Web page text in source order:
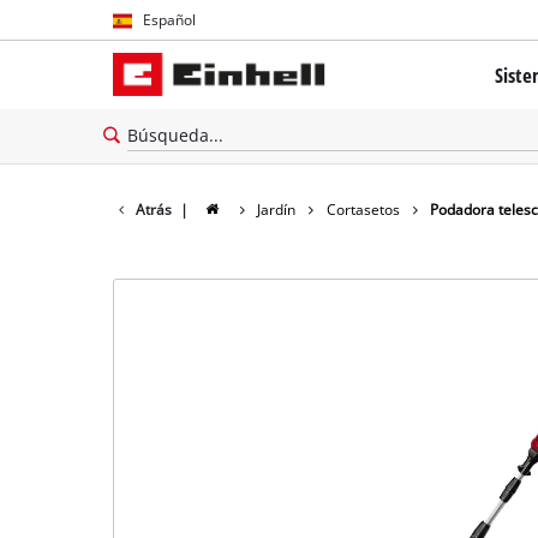
Español
Español
English El
cerca
Atrás | Jardín Cortasetos Podadora